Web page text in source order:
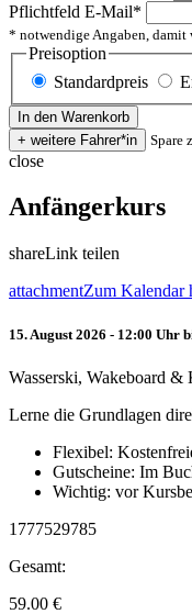
Pflichtfeld E-Mail*
* notwendige Angaben,
Preisoption
Standardpreis
Spare
close
Anfängerkurs
shareLink teilen
attachmentZum Kalendar
15. August 2026 - 12:00 Uhr
Wasserski, Wakeboard &
Lerne die Grundlagen
Flexibel:
Gutscheine: Im
Wichtig: vor
1777529785
Gesamt:
59.00 €